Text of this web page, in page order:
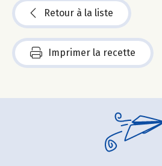
Retour à la liste
Imprimer la recette